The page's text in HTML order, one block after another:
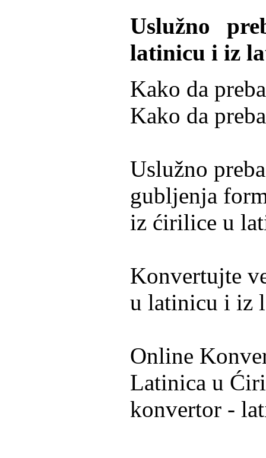
Uslužno
latinicu i iz
Kako da
Kako da
Uslužno
gubljenja
iz ćirilice u
Konvertujte
u latinicu i iz
Online
Latinica u
konvertor -